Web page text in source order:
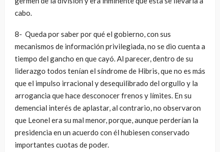
cabo.
8- Queda por saber por qué el gobierno, con sus
mecanismos de información privilegiada, no se dio cuenta a
tiempo del gancho en que cayó. Al parecer, dentro de su
liderazgo todos tenían el síndrome de Hibris, que no es más
que el impulso irracional y desequilibrado del orgullo y la
arrogancia que hace desconocer frenos y límites. En su
demencial interés de aplastar, al contrario, no observaron
que Leonel era su mal menor, porque, aunque perderían la
presidencia en un acuerdo con él hubiesen conservado
importantes cuotas de poder.